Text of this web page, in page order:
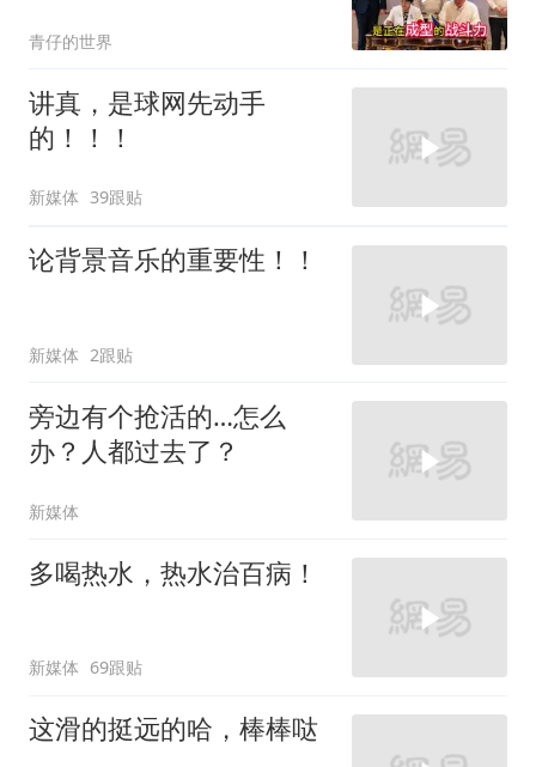
青仔的世界
讲真，是球网先动手
的！！！
新媒体 39跟贴
论背景音乐的重要性！！
新媒体 2跟贴
旁边有个抢活的…怎么
办？人都过去了？
新媒体
多喝热水，热水治百病！
新媒体 69跟贴
这滑的挺远的哈，棒棒哒